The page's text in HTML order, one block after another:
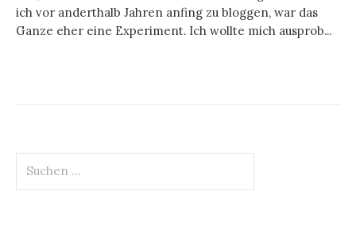
ich vor anderthalb Jahren anfing zu bloggen, war das
Ganze eher eine Experiment. Ich wollte mich ausprob...
nach: